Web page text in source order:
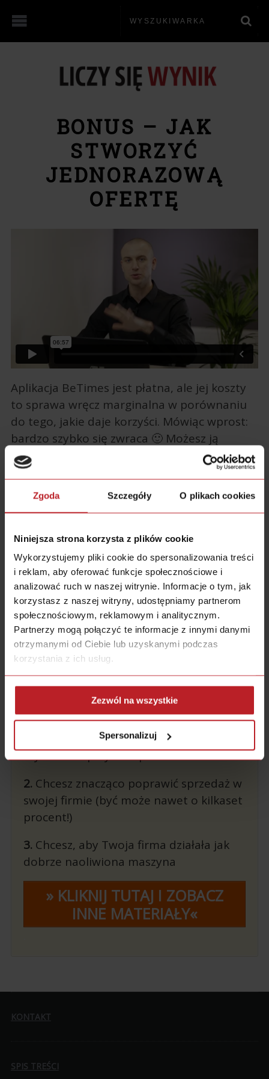
Zgoda Szczegóły O plikach cookies
Niniejsza strona korzysta z plików cookie
Wykorzystujemy pliki cookie do spersonalizowania treści
i reklam, aby oferować funkcje społecznościowe i
analizować ruch w naszej witrynie. Informacje o tym, jak
korzystasz z naszej witryny, udostępniamy partnerom
społecznościowym, reklamowym i analitycznym.
Partnerzy mogą połączyć te informacje z innymi danymi
otrzymanymi od Ciebie lub uzyskanymi podczas
korzystania z ich usług.
Zezwól na wszystkie
Spersonalizuj
BONUS – JAK
STWORZYĆ
JEDNORAZOWĄ
OFERTĘ
Aplikacja BeTimes jest płatna, ale jej koszty
to sprawa wręcz marginalna w porównaniu
do tego, jakie daje korzyści. Mówiąc wprost:
bardzo szybko się zwraca 🙂 Możesz ją
przetestować całkowicie bezpłatnie przez 14
dni. Kliknij w link poniżej i sprawdź jak to
działa.
beTimes
Zapisy na kurs “Liczy
Się Strategia”
ZAKOŃCZONE
1.Chcesz mieć stały strumień klientów,
dla których cena nie jest najważniejszym
czynnikiem przy zakupach.
2. Chcesz znacząco poprawić sprzedaż w
swojej firmie (być może nawet o kilkaset
procent!)
3. Chcesz, aby Twoja firma działała jak
dobrze naoliwiona maszyna
» KLIKNIJ TUTAJ I ZOBACZ
INNE MATERIAŁY«
KONTAKT
SPIS TREŚCI